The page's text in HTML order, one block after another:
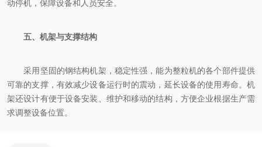
动停机，保障设备和人员安全。
五、机架与支撑结构
采用坚固的钢结构机架，稳定性强，能为整粒机的各个部件提供
可靠的支撑，有效减少设备运行时的震动，延长设备的使用寿命。机
架还设计有便于设备安装、维护和移动的结构，方便企业根据生产需
求调整设备位置。